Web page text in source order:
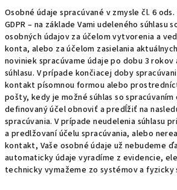
Osobné údaje spracúvané v zmysle čl. 6 ods.
GDPR – na základe Vami udeleného súhlasu
osobných údajov za účelom vytvorenia a
konta, alebo za účelom zasielania
noviniek spracúvame údaje po dobu 3
súhlasu. V prípade končiacej doby
kontakt písomnou formou alebo
pošty, kedy je možné súhlas so
definovaný účel obnoviť a predĺžiť na
spracúvania. V prípade neudelenia súhlasu
a predlžovaní účelu spracúvania, alebo
kontakt, Vaše osobné údaje už nebudeme
automaticky údaje vyradíme z evidencie,
technicky vymažeme zo systémov a fyzicky